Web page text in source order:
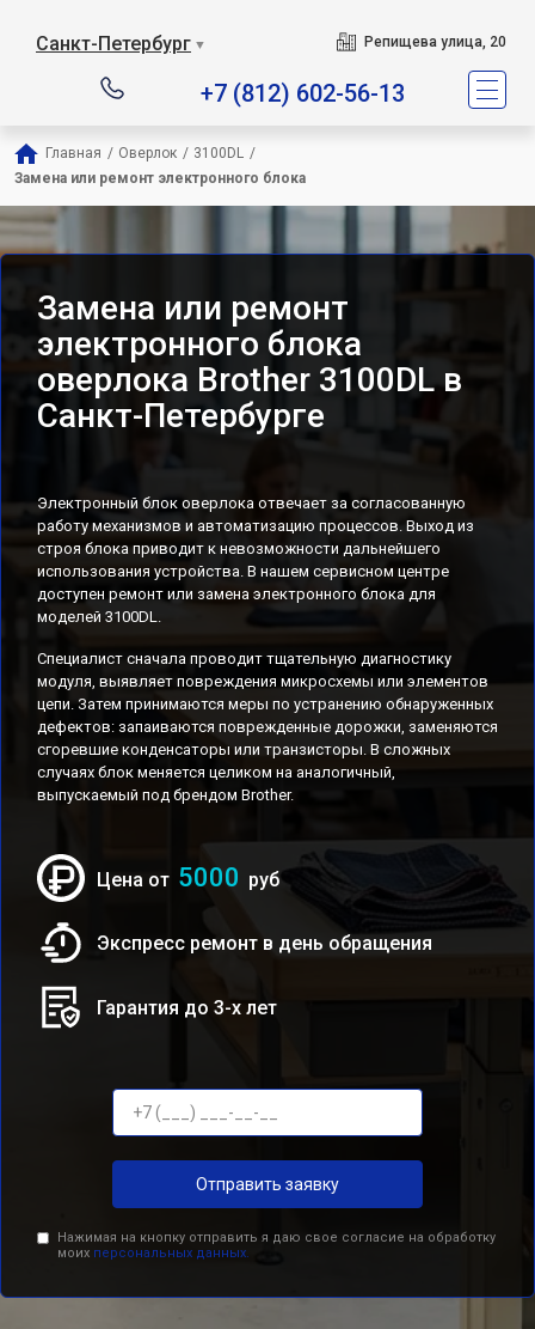
Санкт-Петербург ▼ Репищева улица, 20
+7 (812) 602-56-13
Главная / Оверлок / 3100DL /
Замена или ремонт электронного блока
Замена или ремонт
электронного блока
оверлока Brother 3100DL в
Санкт-Петербурге
Электронный блок оверлока отвечает за согласованную
работу механизмов и автоматизацию процессов. Выход из
строя блока приводит к невозможности дальнейшего
использования устройства. В нашем сервисном центре
доступен ремонт или замена электронного блока для
моделей 3100DL.
Специалист сначала проводит тщательную диагностику
модуля, выявляет повреждения микросхемы или элементов
цепи. Затем принимаются меры по устранению обнаруженных
дефектов: запаиваются поврежденные дорожки, заменяются
сгоревшие конденсаторы или транзисторы. В сложных
случаях блок меняется целиком на аналогичный,
выпускаемый под брендом Brother.
Цена от 5000 руб
Экспресс ремонт в день обращения
Гарантия до 3-х лет
Отправить заявку
Нажимая на кнопку отправить я даю свое согласие на обработку
моих персональных данных.